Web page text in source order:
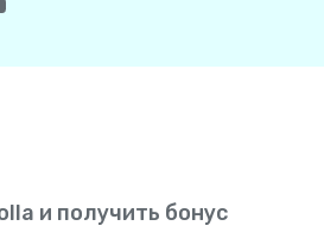
и получить бонус